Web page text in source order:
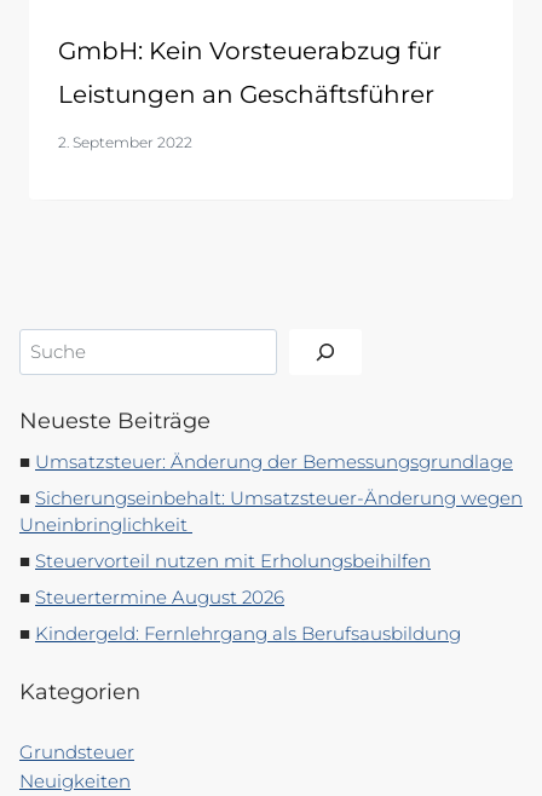
GmbH: Kein Vorsteuerabzug für
Leistungen an Geschäftsführer
2. September 2022
Suchen
Neueste Beiträge
Umsatzsteuer: Änderung der Bemessungsgrundlage
Sicherungseinbehalt: Umsatzsteuer-Änderung wegen
Uneinbringlichkeit
Steuervorteil nutzen mit Erholungsbeihilfen
Steuertermine August 2026
Kindergeld: Fernlehrgang als Berufsausbildung
Kategorien
Grundsteuer
Neuigkeiten